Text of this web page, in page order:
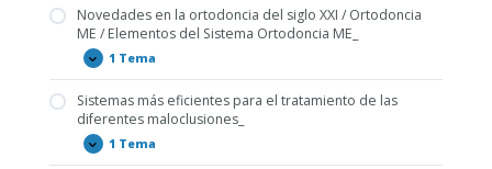
Novedades en la ortodoncia del siglo XXI / Ortodoncia
ME / Elementos del Sistema Ortodoncia ME_
Expandir
Novedades
en
ortodoncia
del
siglo
XXI
/
1 Tema
Sistemas más eficientes para el tratamiento de las
diferentes maloclusiones_
Expandir
Sistemas
más
1 Tema